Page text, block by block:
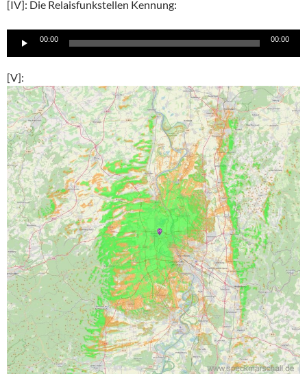
[IV]: Die Relaisfunkstellen Kennung:
00:00 00:00
[V]: